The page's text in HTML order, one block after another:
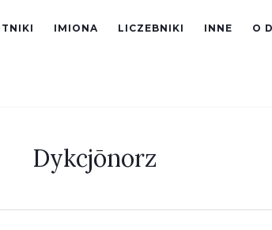
IMIONA LICZEBNIKI INNE O
Dykcjōnorz